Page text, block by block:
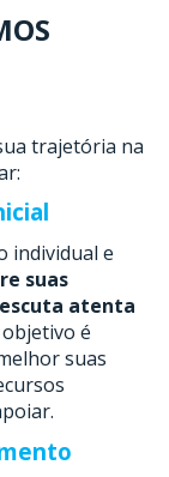
trajetória na
individual e
suas
escuta atenta
é
suas